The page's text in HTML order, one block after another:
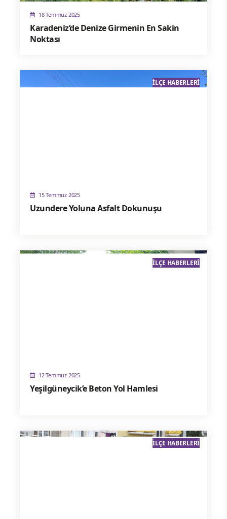
18 Temmuz 2025
Karadeniz’de Denize Girmenin En Sakin
Noktası
15 Temmuz 2025
Uzundere Yoluna Asfalt Dokunuşu
İLÇE HABERLERI
12 Temmuz 2025
Yeşilgüneycik’e Beton Yol Hamlesi
İLÇE HABERLERI
İLÇE HABERLERI